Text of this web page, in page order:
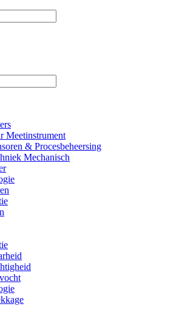
Meetinstrument
& Procesbeheersing
Mechanisch